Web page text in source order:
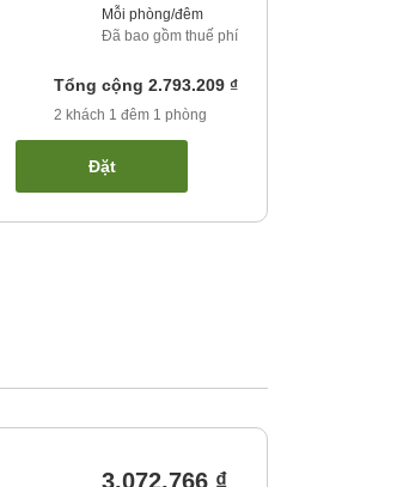
Mỗi phòng/đêm
Đã bao gồm thuế phí
Tổng cộng 2.793.209 ₫
2 khách 1 đêm 1 phòng
Đặt
3.072.766 ₫